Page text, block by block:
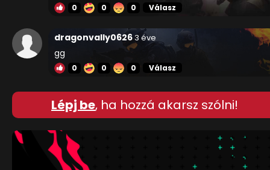
0 0 0 Válasz
dragonvally06263 éve
gg
0 0 0 Válasz
Lépj be, ha hozzá akarsz szólni!